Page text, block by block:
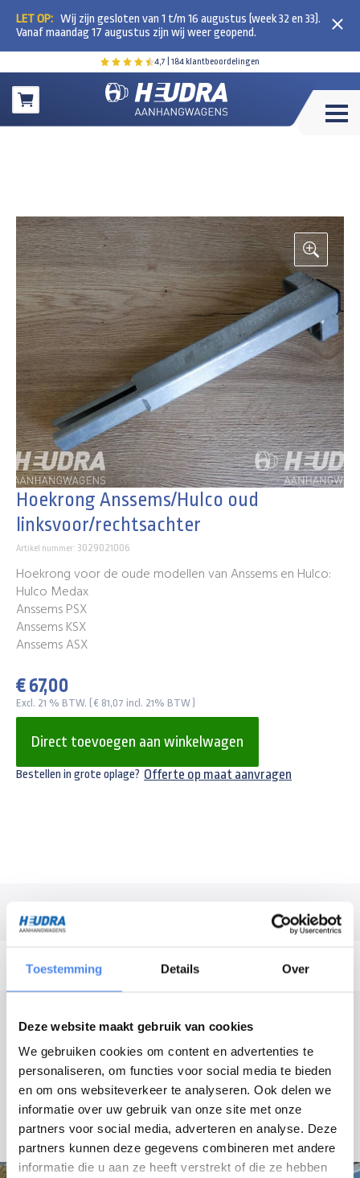
Toestemming Details Over
Deze website maakt gebruik van cookies
We gebruiken cookies om content en advertenties te
personaliseren, om functies voor social media te bieden
en om ons websiteverkeer te analyseren. Ook delen we
informatie over uw gebruik van onze site met onze
partners voor social media, adverteren en analyse. Deze
partners kunnen deze gegevens combineren met andere
informatie die u aan ze heeft verstrekt of die ze hebben
4,7 | 184 klantbeoordelingen
Winkelwagen
LET OP: Wij zijn gesloten van 1 t/m 16 augustus (week 32 en 33).
Vanaf maandag 17 augustus zijn wij weer geopend.
Hoekrong Anssems/Hulco oud
linksvoor/rechtsachter
Artikel nummer: 3029021006
Hoekrong voor de oude modellen van Anssems en Hulco:
Hulco Medax
Anssems PSX
Anssems KSX
Anssems ASX
€ 67,00
Excl. 21 % BTW. ( € 81,07 incl. 21% BTW )
Direct toevoegen aan winkelwagen
Bestellen in grote oplage? Offerte op maat aanvragen
Modelomschrijving
Hoekrong voor de oude modellen van Anssems en Hulco:
Hulco Medax
Anssems PSX
Anssems KSX
Anssems ASX